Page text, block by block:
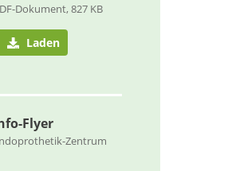
Dokument, 827 KB
Laden
Flyer
Zentrum